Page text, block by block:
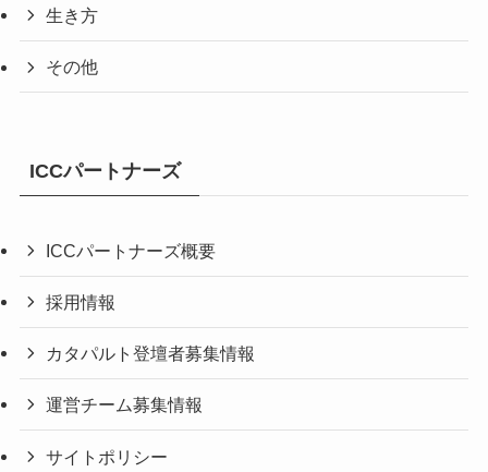
生き方
その他
ICCパートナーズ
ICCパートナーズ概要
採用情報
カタパルト登壇者募集情報
運営チーム募集情報
サイトポリシー